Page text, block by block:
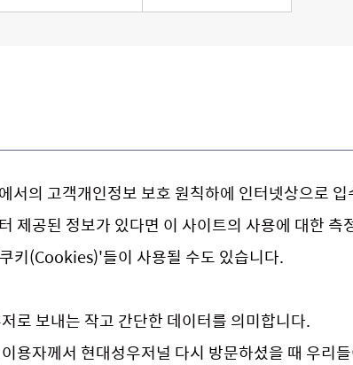
서의 고객개인정보 보호 원칙하에 인터넷상으로
제공된 정보가 있다면 이 사이트의 사용에 대한
키(Cookies)'들이 사용될 수도 있습니다.
로 보내는 작고 간단한 데이터를 의미합니다.
용자께서 현대성우저널 다시 방문하셨을 때 우리